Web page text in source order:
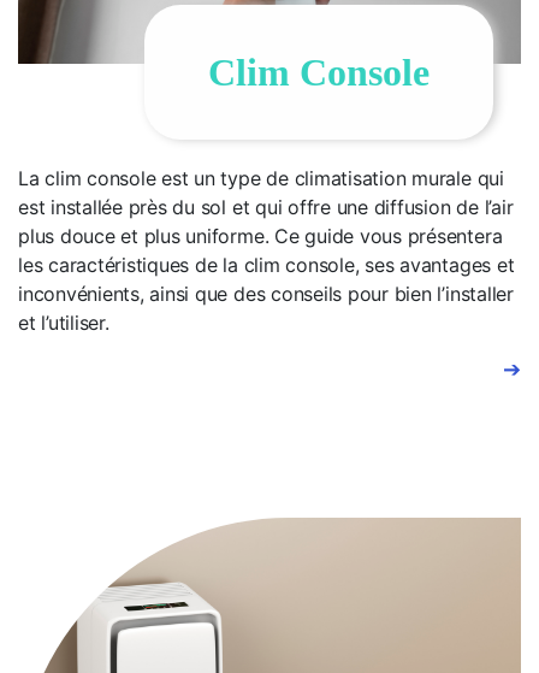
Clim Console
La clim console est un type de climatisation murale qui
est installée près du sol et qui offre une diffusion de l’air
plus douce et plus uniforme. Ce guide vous présentera
les caractéristiques de la clim console, ses avantages et
inconvénients, ainsi que des conseils pour bien l’installer
et l’utiliser.
➔